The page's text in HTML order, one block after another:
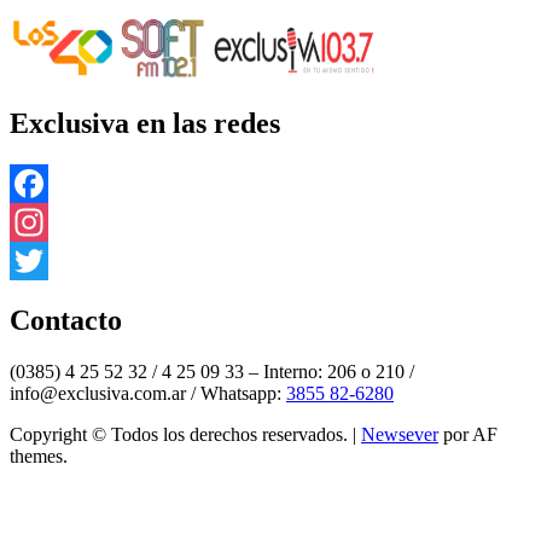
Exclusiva en las redes
Facebook
Instagram
Contacto
(0385) 4 25 52 32 / 4 25 09 33 – Interno: 206 o 210 /
info@exclusiva.com.ar / Whatsapp: 3855 82-6280
Copyright © Todos los derechos reservados. | Newseverpor AF
themes.